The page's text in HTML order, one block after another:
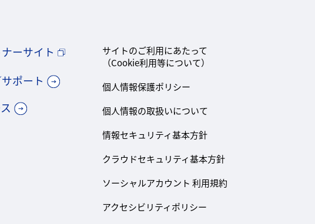
ーサイト
ポート
サイトのご利用にあたって
（Cookie利用等について）
個人情報保護ポリシー
個人情報の取扱いについて
情報セキュリティ基本方針
クラウドセキュリティ基本方針
ソーシャルアカウント 利用規約
アクセシビリティポリシー